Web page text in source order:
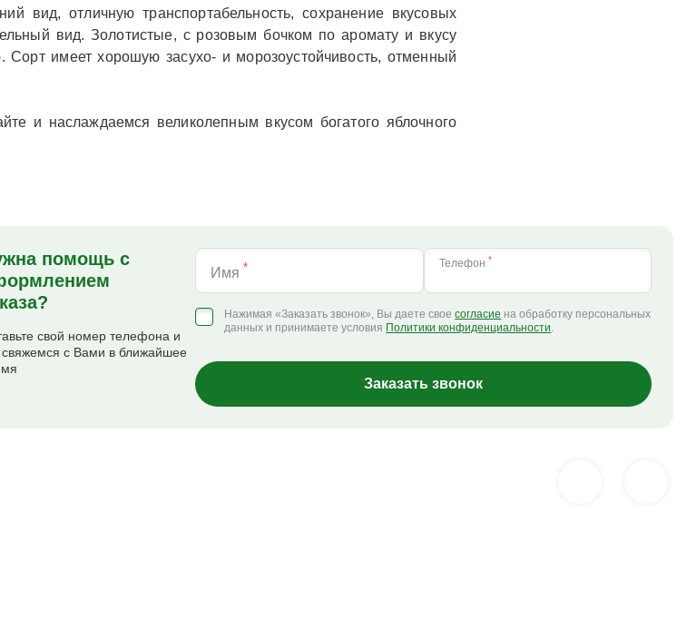
вид, отличную транспортабельность, сохранение вкусовых
вид. Золотистые, с розовым бочком по аромату и вкусу
имеет хорошую засухо- и морозоустойчивость, отменный
и наслаждаемся великолепным вкусом богатого яблочного
помощь с
свой номер телефона и
с Вами в ближайшее
Имя * Телефон *
Нажимая «Заказать звонок», Вы даете своесогласие на обработку персональных
данных и принимаете условия Политики конфиденциальности.
Заказать звонок